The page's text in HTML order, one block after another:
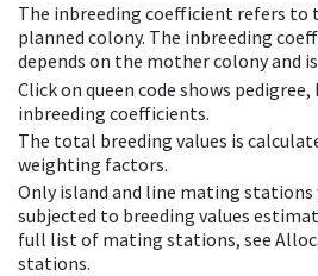
The inbreeding coefficient refers to
planned colony. The inbreeding
depends on the mother colony and is
Click on queen code shows
inbreeding coefficients.
The total breeding values is
weighting factors.
Only island and line mating stations
subjected to breeding values
full list of mating stations, see
stations.